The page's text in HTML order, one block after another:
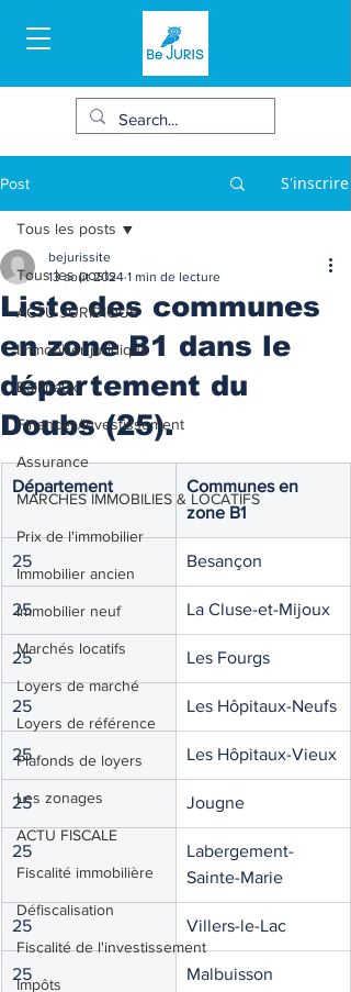
Post S'inscrire
Tous les posts
ACTU JURIDIQUE
Immobilier juridique
Bail/baux
Finances/Investissement
Assurance
MARCHES IMMOBILIES & LOCATIFS
Prix de l'immobilier
Immobilier ancien
Immobilier neuf
Marchés locatifs
Loyers de marché
Loyers de référence
Plafonds de loyers
Les zonages
ACTU FISCALE
Fiscalité immobilière
Défiscalisation
Fiscalité de l'investissement
Impôts
Tous les posts
Liste des communes
en zone B1 dans le
département du
Doubs (25).
bejurissite
13 août 2024 1 min de lecture
Département
Communes en
zone B1
25 Besançon
25 La Cluse-et-Mijoux
25 Les Fourgs
25 Les Hôpitaux-Neufs
25 Les Hôpitaux-Vieux
25 Jougne
25
Labergement-
Sainte-Marie
25 Villers-le-Lac
25 Malbuisson